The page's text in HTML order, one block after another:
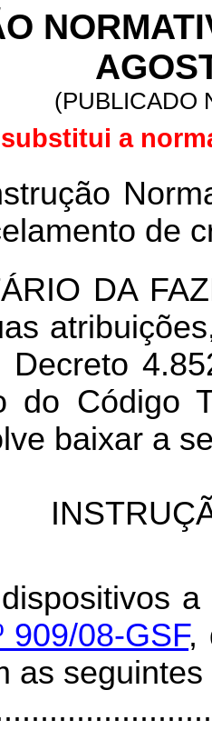
(PUBLICADO
a
de
DA
do Código
baixar a
909/08-GSF,
as